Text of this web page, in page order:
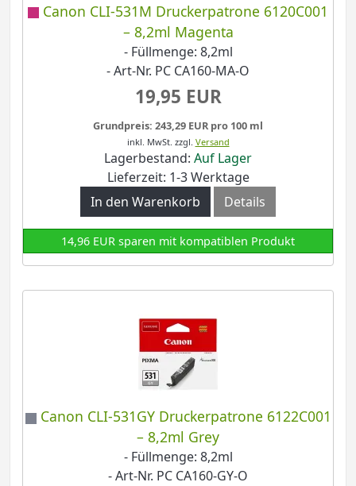
Canon CLI-531M Druckerpatrone 6120C001
– 8,2ml Magenta
- Füllmenge: 8,2ml
- Art-Nr. PC CA160-MA-O
19,95 EUR
Grundpreis: 243,29 EUR pro 100 ml
inkl. MwSt. zzgl. Versand
Lagerbestand: Auf Lager
Lieferzeit: 1-3 Werktage
In den Warenkorb
Details
14,96 EUR sparen mit kompatiblen Produkt
Canon CLI-531GY Druckerpatrone 6122C001
– 8,2ml Grey
- Füllmenge: 8,2ml
- Art-Nr. PC CA160-GY-O